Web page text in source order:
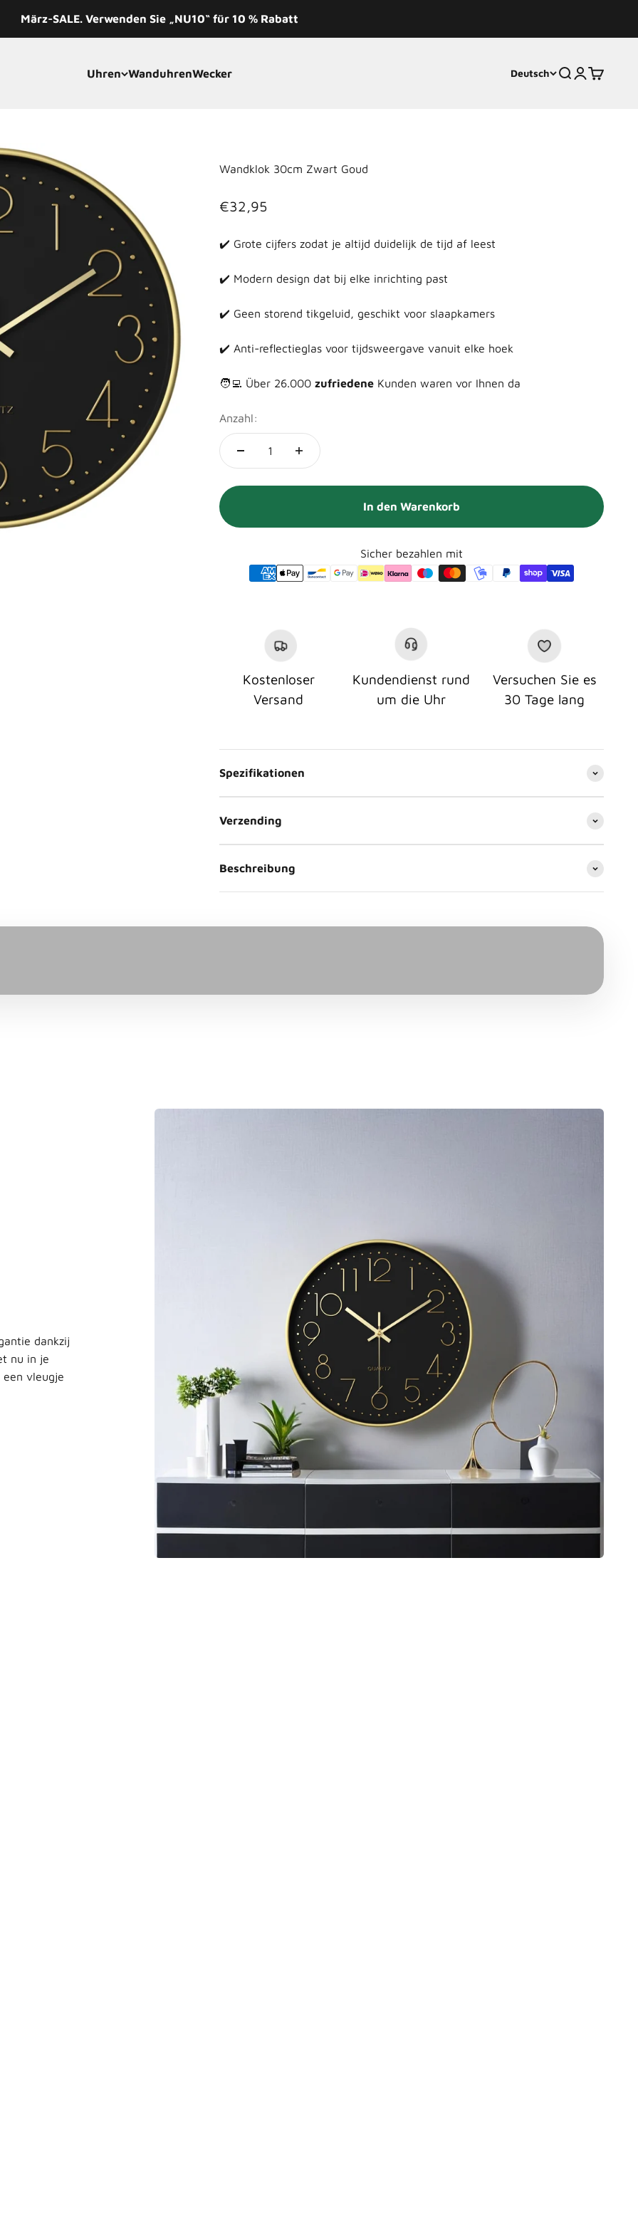
März-SALE. Verwenden Sie „NU10“ für 10 % Rabatt
Uhren WanduhrenWecker Deutsch SucheAnmelden
Wandklok 30cm Zwart Goud
Angebot
€32,95
✔️ Grote cijfers zodat je altijd duidelijk de tijd af leest
✔️ Modern design dat bij elke inrichting past
✔️ Geen storend tikgeluid, geschikt voor slaapkamers
✔️ Anti-reflectieglas voor tijdsweergave vanuit elke hoek
🧑‍💻 Über 26.000 zufriedene Kunden waren vor Ihnen da
Anzahl:
In den Warenkorb
Sicher bezahlen mit
Kostenloser
Versand
Kundendienst rund
um die Uhr
Versuchen Sie es
30 Tage lang
Spezifikationen
Verzending
Beschreibung
dankzij
nu in je
vleugje